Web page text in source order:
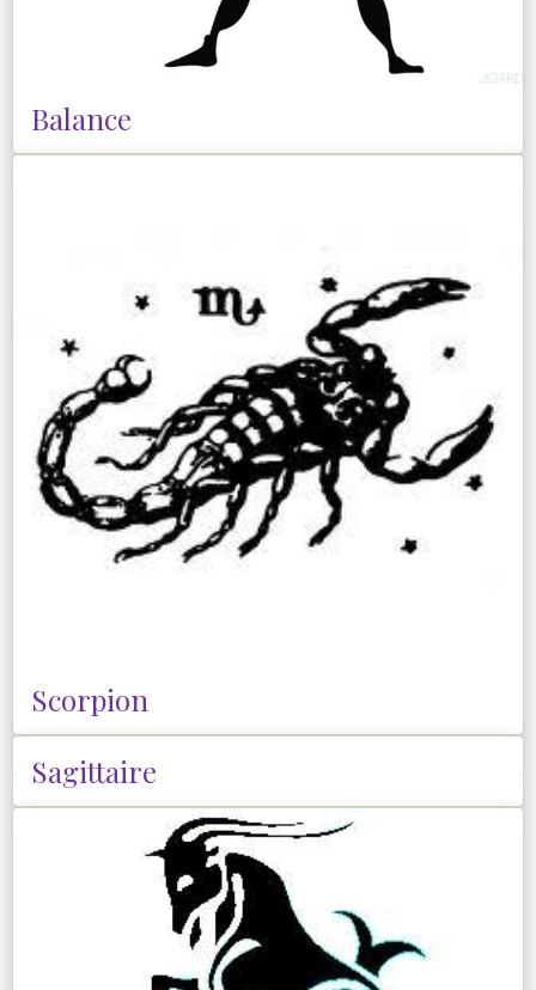
Balance
Scorpion
Sagittaire